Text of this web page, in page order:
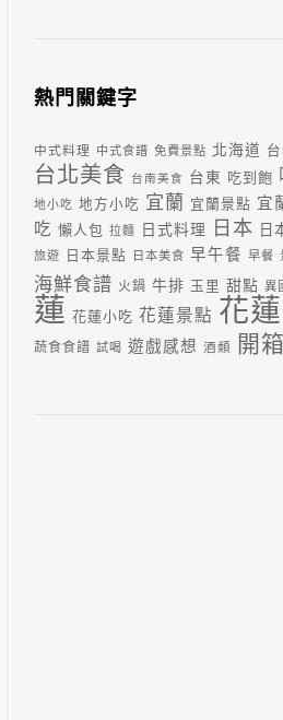
熱門關鍵字
中式料理 中式食譜 免費景點 北海道
台北美食 台南美食 台東 吃到飽
地小吃 地方小吃 宜蘭 宜蘭景點 宜
吃 懶人包 拉麵 日式料理 日本 日
旅遊
日本景點 日本美食 早午餐 早餐
海鮮食譜 火鍋 牛排 玉里 甜點 異
蓮 花蓮小吃 花蓮景點 花
蔬食食譜 試喝 遊戲感想 酒類 開箱